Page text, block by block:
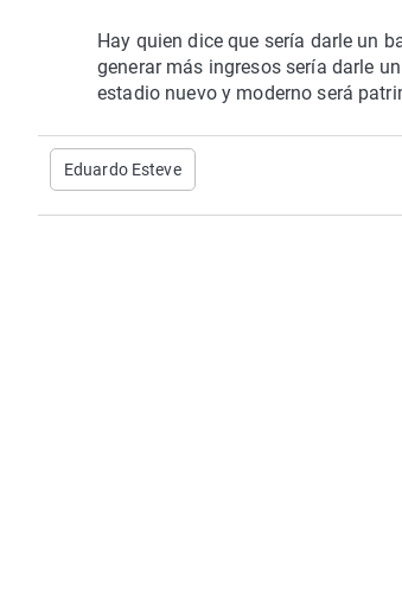
Hay quien dice que sería darle un
generar más ingresos sería darle
estadio nuevo y moderno será
Eduardo Esteve